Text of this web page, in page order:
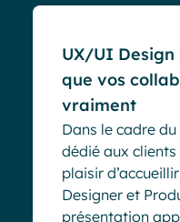
UX/UI Design
que vos
vraiment
Dans le cadre
dédié aux clients
plaisir
Designer et
présentation